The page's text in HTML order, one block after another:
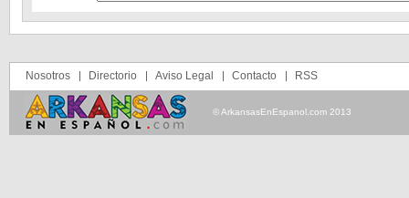
Nosotros Directorio Aviso Legal Contacto RSS
© ArkansasEnEspanol.com 2013